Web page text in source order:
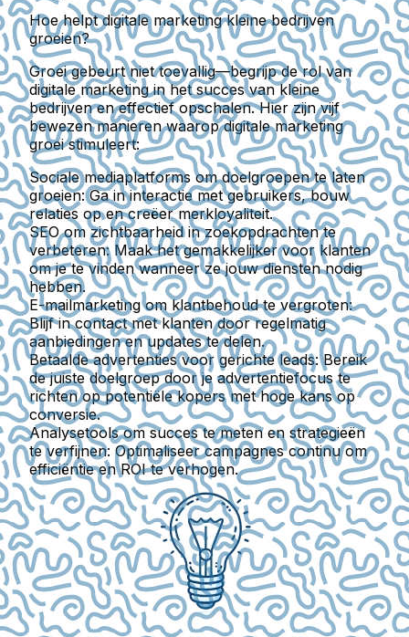
Hoe helpt digitale marketing kleine bedrijven
groeien?
Groei gebeurt niet toevallig—begrijp de rol van
digitale marketing in het succes van kleine
bedrijven en effectief opschalen. Hier zijn vijf
bewezen manieren waarop digitale marketing
groei stimuleert:
Sociale mediaplatforms om doelgroepen te laten
groeien:Ga in interactie met gebruikers, bouw
relaties op en creëer merkloyaliteit.
SEO om zichtbaarheid in zoekopdrachten te
verbeteren:Maak het gemakkelijker voor klanten
om je te vinden wanneer ze jouw diensten nodig
hebben.
E-mailmarketing om klantbehoud te vergroten:
Blijf in contact met klanten door regelmatig
aanbiedingen en updates te delen.
Betaalde advertenties voor gerichte leads:Bereik
de juiste doelgroep door je advertentiefocus te
richten op potentiële kopers met hoge kans op
conversie.
Analysetools om succes te meten en strategieën
te verfijnen: Optimaliseer campagnes continu om
efficiëntie en ROI te verhogen.